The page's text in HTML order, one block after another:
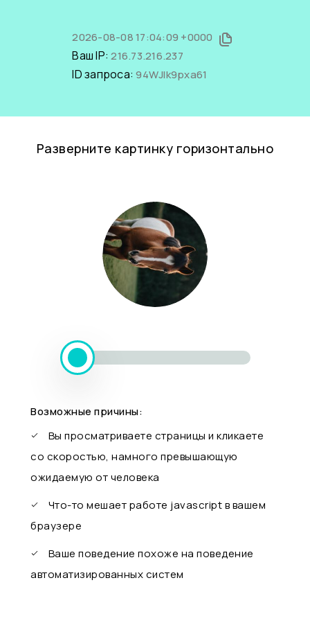
2026-08-08 17:04:09 +0000
Ваш IP:216.73.216.237
ID запроса:94WJlk9pxa61
Разверните картинку горизонтально
Возможные причины:
Вы просматриваете страницы и кликаете
со скоростью, намного превышающую
ожидаемую от человека
Что-то мешает работе javascript в вашем
браузере
Ваше поведение похоже на поведение
автоматизированных систем